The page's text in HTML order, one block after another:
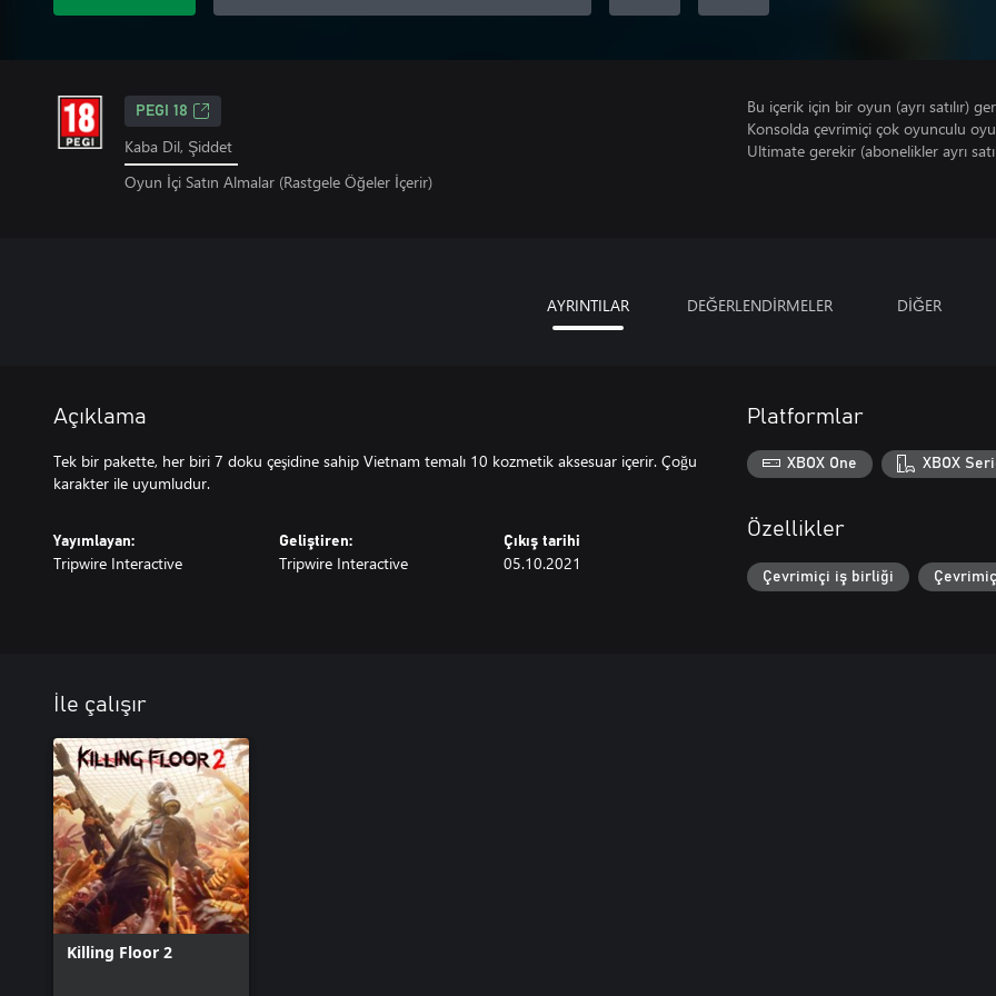
PEGI 18
Kaba Dil, Şiddet
Oyun İçi Satın Almalar (Rastgele Öğeler İçerir)
Bu içerik için bir oyun (ayrı satılır)
Konsolda çevrimiçi çok oyunculu
Ultimate gerekir (abonelikler ayrı
AYRINTILAR DEĞERLENDİRMELER DİĞER
Açıklama
Tek bir pakette, her biri 7 doku çeşidine sahip Vietnam temalı 10 kozmetik aksesuar içerir. Çoğu
karakter ile uyumludur.
Yayımlayan:
Tripwire Interactive
Geliştiren:
Tripwire Interactive
Çıkış tarihi
05.10.2021
Platformlar
XBOX One XBOX
Özellikler
Çevrimiçi iş birliği
İle çalışır
Killing Floor 2